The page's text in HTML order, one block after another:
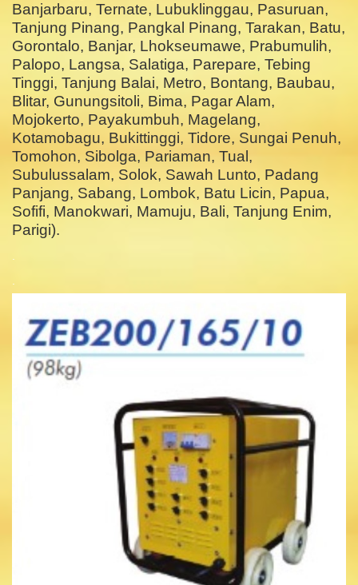
Banjarbaru, Ternate, Lubuklinggau, Pasuruan,
Tanjung Pinang, Pangkal Pinang, Tarakan, Batu,
Gorontalo, Banjar, Lhokseumawe, Prabumulih,
Palopo, Langsa, Salatiga, Parepare, Tebing
Tinggi, Tanjung Balai, Metro, Bontang, Baubau,
Blitar, Gunungsitoli, Bima, Pagar Alam,
Mojokerto, Payakumbuh, Magelang,
Kotamobagu, Bukittinggi, Tidore, Sungai Penuh,
Tomohon, Sibolga, Pariaman, Tual,
Subulussalam, Solok, Sawah Lunto, Padang
Panjang, Sabang, Lombok, Batu Licin, Papua,
Sofifi, Manokwari, Mamuju, Bali, Tanjung Enim,
Parigi).